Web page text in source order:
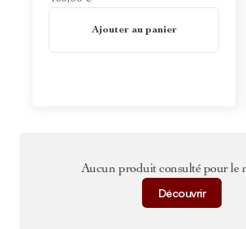
Ajouter au panier
Aucun produit consulté pour le
Découvrir